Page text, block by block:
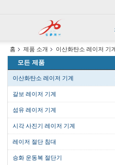
홈 제품 소개 이산화탄소 레이저 기계
모든 제품
이산화탄소 레이저 기계
갈보 레이저 기계
섬유 레이저 기계
시각 사진기 레이저 기계
레이저 절단 침대
승화 운동복 절단기